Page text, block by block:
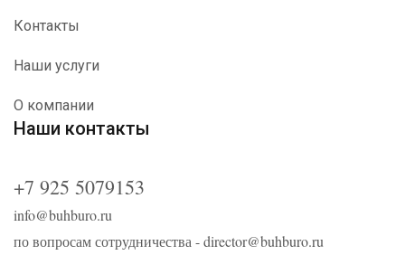
Контакты
Наши услуги
О компании
Наши контакты
+7 925 5079153
info@buhburo.ru
по вопросам сотрудничества -director@buhburo.ru